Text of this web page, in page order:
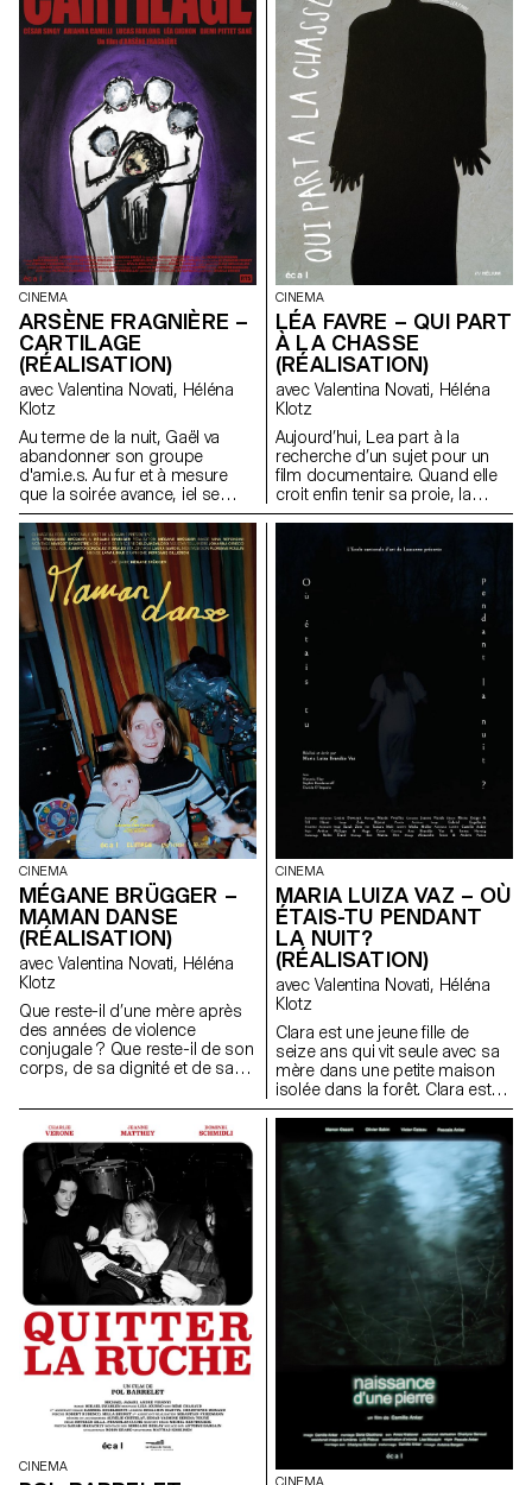
CINEMA
ARSÈNE FRAGNIÈRE –
CARTILAGE
(RÉALISATION)
avec Valentina Novati, Héléna
Klotz
Au terme de la nuit, Gaël va
abandonner son groupe
d'ami.e.s. Au fur et à mesure
que la soirée avance, iel se
rend pourtant compte que
quelques chose cloche.
CINEMA
LÉA FAVRE – QUI PART
À LA CHASSE
(RÉALISATION)
avec Valentina Novati, Héléna
Klotz
Aujourd’hui, Lea part à la
recherche d’un sujet pour un
film documentaire. Quand elle
croit enfin tenir sa proie, la
situation s’inverse. La
CINEMA
MÉGANE BRÜGGER –
MAMAN DANSE
(RÉALISATION)
avec Valentina Novati, Héléna
Klotz
Que reste-il d’une mère après
des années de violence
conjugale ? Que reste-il de son
corps, de sa dignité et de sa
la mémoire et quelques pas de
danse qui se transmettent
encore.
CINEMA
MARIA LUIZA VAZ – OÙ
ÉTAIS-TU PENDANT
LA NUIT?
(RÉALISATION)
avec Valentina Novati, Héléna
Klotz
Clara est une jeune fille de
seize ans qui vit seule avec sa
mère dans une petite maison
isolée dans la forêt. Clara est
pleine de vitalité, mais sa mère,
dépressive, l’empêche de
s’émanciper. La rencontre avec
un mystérieux garçon dans la
forêt va mener Clara à
transgresser son quotidien.
CINEMA